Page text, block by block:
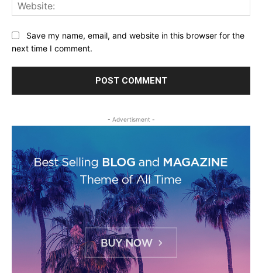
Save my name, email, and website in this browser for the
next time I comment.
- Advertisment -